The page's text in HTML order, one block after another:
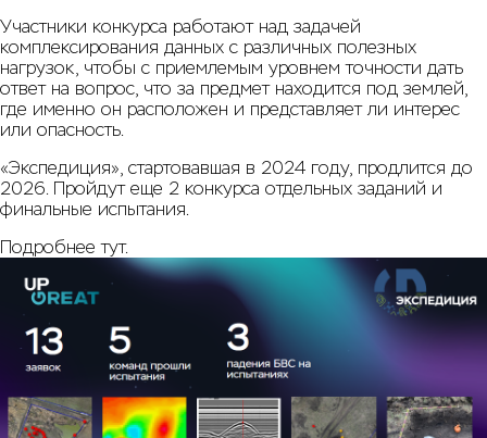
Участники конкурса работают над задачей
комплексирования данных с различных полезных
нагрузок, чтобы с приемлемым уровнем точности дать
ответ на вопрос, что за предмет находится под землей,
где именно он расположен и представляет ли интерес
или опасность.
«Экспедиция», стартовавшая в 2024 году, продлится до
2026. Пройдут еще 2 конкурса отдельных заданий и
финальные испытания.
Подробнеетут.